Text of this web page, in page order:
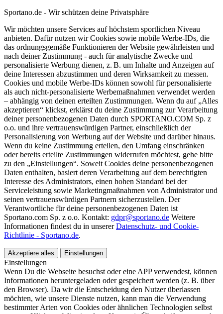
Sportano.de - Wir schützen deine Privatsphäre
Wir möchten unsere Services auf höchstem sportlichen Niveau
anbieten. Dafür nutzen wir Cookies sowie mobile Werbe-IDs, die
das ordnungsgemäße Funktionieren der Website gewährleisten und
nach deiner Zustimmung - auch für analytische Zwecke und
personalisierte Werbung dienen, z. B. um Inhalte und Anzeigen auf
deine Interessen abzustimmen und deren Wirksamkeit zu messen.
Cookies und mobile Werbe-IDs können sowohl für personalisierte
als auch nicht-personalisierte Werbemaßnahmen verwendet werden
– abhängig von deinen erteilten Zustimmungen. Wenn du auf „Alles
akzeptieren“ klickst, erklärst du deine Zustimmung zur Verarbeitung
deiner personenbezogenen Daten durch SPORTANO.COM Sp. z
o.o. und ihre vertrauenswürdigen Partner, einschließlich der
Personalisierung von Werbung auf der Website und darüber hinaus.
Wenn du keine Zustimmung erteilen, den Umfang einschränken
oder bereits erteilte Zustimmungen widerrufen möchtest, gehe bitte
zu den „Einstellungen“. Soweit Cookies deine personenbezogenen
Daten enthalten, basiert deren Verarbeitung auf dem berechtigten
Interesse des Administrators, einen hohen Standard bei der
Serviceleistung sowie Marketingmaßnahmen von Administrator und
seinen vertrauenswürdigen Partnern sicherzustellen. Der
Verantwortliche für deine personenbezogenen Daten ist
Sportano.com Sp. z o.o. Kontakt: gdpr@sportano.de Weitere
Informationen findest du in unsererDatenschutz- und Cookie-
Richtlinie - Sportano.de.
Akzeptiere alles Einstellungen
Einstellungen
Wenn Du die Webseite besuchst oder eine APP verwendest, können
Informationen heruntergeladen oder gespeichert werden (z. B. über
den Browser). Da wir die Entscheidung den Nutzer überlassen
möchten, wie unsere Dienste nutzen, kann man die Verwendung
bestimmter Arten von Cookies oder ähnlichen Technologien selbst